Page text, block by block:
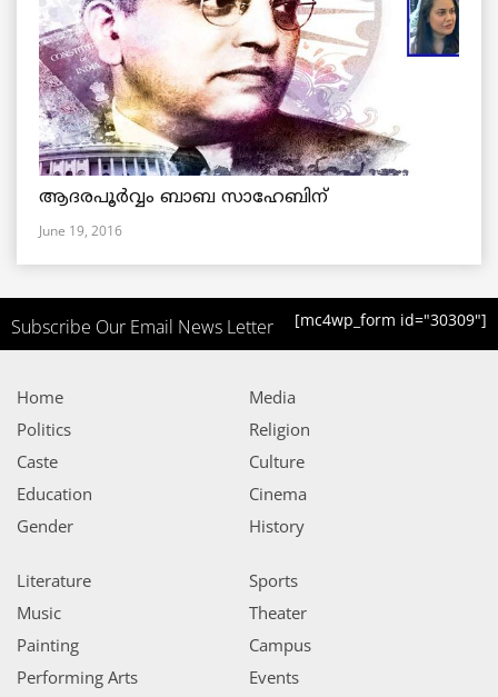
ആദരപൂര്‍വ്വം ബാബ സാഹേബിന്
June 19, 2016
Subscribe Our Email News Letter [mc4wp_form id="30309"]
Home
Politics
Caste
Education
Gender
Media
Religion
Culture
Cinema
History
Literature
Music
Painting
Performing Arts
Sports
Theater
Campus
Events